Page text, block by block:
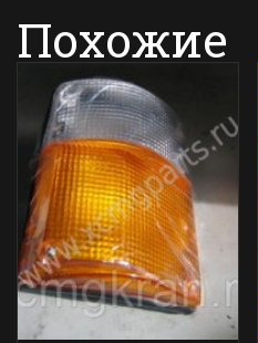
Похожие